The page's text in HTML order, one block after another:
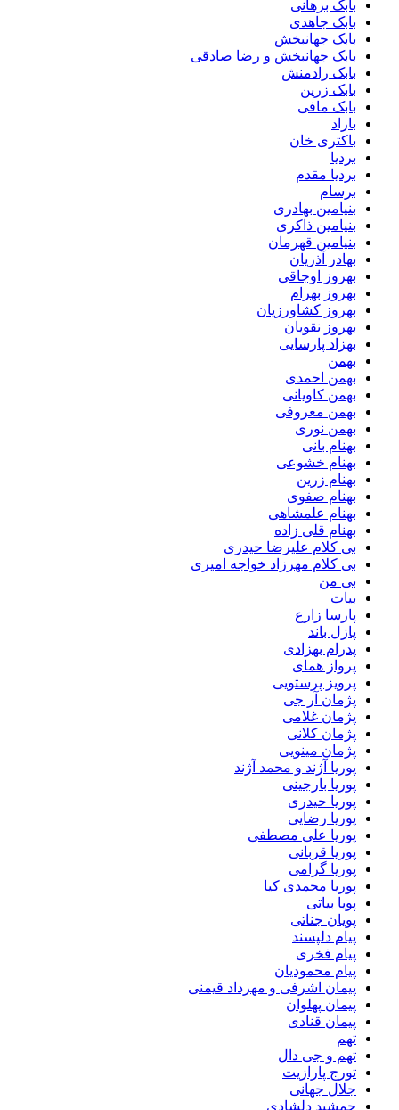
بابک برهانی
بابک جاهدی
بابک جهانبخش
بابک جهانبخش و رضا صادقی
بابک رادمنش
بابک زرین
بابک مافی
باراد
باکتری خان
بردیا
بردیا مقدم
برسام
بنیامین بهادری
بنیامین ذاکری
بنیامین قهرمان
بهادر آذریان
بهروز اوجاقی
بهروز بهرام
بهروز کشاورزیان
بهروز نقویان
بهزاد پارسایی
بهمن
بهمن احمدی
بهمن کاویانی
بهمن معروفی
بهمن نوری
بهنام بانی
بهنام خشوعی
بهنام زرین
بهنام صفوی
بهنام علمشاهی
بهنام قلی زاده
بی کلام علیرضا حیدری
بی کلام مهرزاد خواجه امیری
بی من
بیات
پارسا زارع
پازل باند
پدرام بهزادی
پرواز همای
پرویز پرستویی
پژمان آر جی
پژمان غلامی
پژمان کلانی
پژمان مینویی
پوریا آژند و محمد آژند
پوریا بارجینی
پوریا حیدری
پوریا رضایی
پوریا علی مصطفی
پوریا قربانی
پوریا گرامی
پوریا محمدی کیا
پویا بیاتی
پویان جناتی
پیام دلپسند
پیام فخری
پیام محمودیان
پیمان اشرفی و مهرداد قیمنی
پیمان پهلوان
پیمان قنادی
تهم
تهم و جی دال
تورج پارازیت
جلال جهانی
جمشید دلشادی